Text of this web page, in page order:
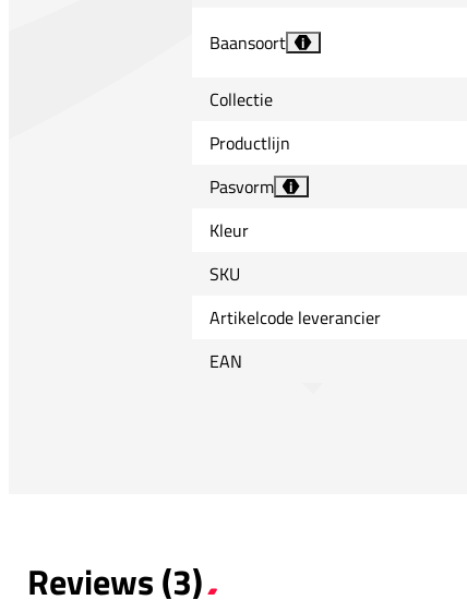
Baansoort i
Collectie
Productlijn
Pasvorm
i
Kleur
SKU
Artikelcode leverancier
EAN
Reviews (3)